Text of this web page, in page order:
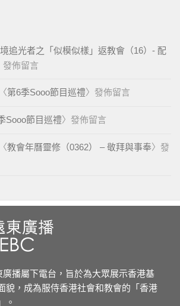
追光者之「似模似樣」返教會（16）- 配
發佈留言
第6季Sooo節目巡禮〉發佈留言
Sooo節目巡禮〉發佈留言
教會年曆靈修（0362） – 敬拜與事奉〉發
廣播屬下電台，旨於為大眾展示香港基
貌，成為服侍香港社會和教會的「香港
。